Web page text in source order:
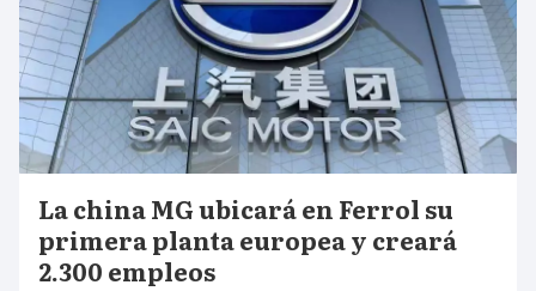
La china MG ubicará en Ferrol su
primera planta europea y creará
2.300 empleos